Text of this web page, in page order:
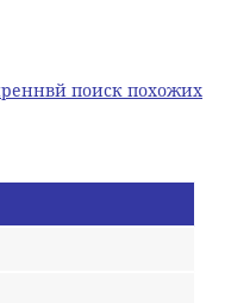
поиск похожих